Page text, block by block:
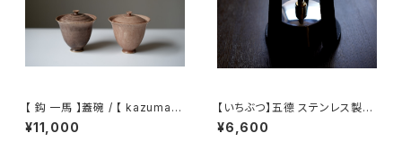
【 鈎 一馬 】蓋碗 / 【 kazuma
magari 】Gaiwan
¥11,000
【いちぶつ】五德 ステンレス製ア
ルコールランプ /【 ichibutu 】T
rivet stainless steel alcoh
¥6,600